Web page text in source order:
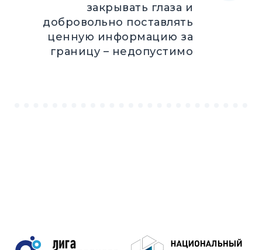
закрывать глаза и
добровольно поставлять
ценную информацию за
границу – недопустимо